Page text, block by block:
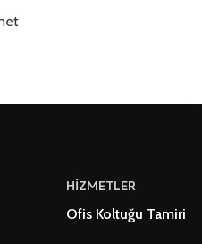
HİZMETLER
Ofis Koltuğu Tamiri